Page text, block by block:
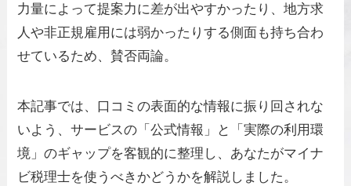
力量によって提案力に差が出やすかったり、地方求
人や非正規雇用には弱かったりする側面も持ち合わ
せているため、賛否両論。
本記事では、口コミの表面的な情報に振り回されな
いよう、サービスの「公式情報」と「実際の利用環
境」のギャップを客観的に整理し、あなたがマイナ
ビ税理士を使うべきかどうかを解説しました。